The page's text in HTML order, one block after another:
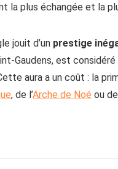
la plus échangée et la
jouit d’un prestige
Gaudens, est
aura a un coût : la
, de l’Arche de Noé ou